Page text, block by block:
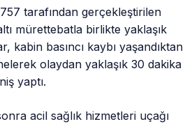
tarafından gerçekleştirilen
mürettebatla birlikte yaklaşık
kabin basıncı kaybı yaşandıktan
olaydan yaklaşık 30 dakika
yaptı.
acil sağlık hizmetleri uçağı